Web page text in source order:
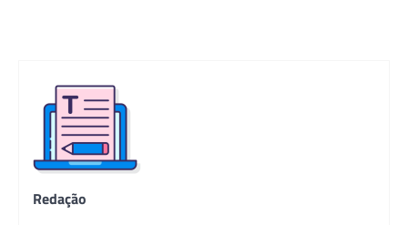
Redação